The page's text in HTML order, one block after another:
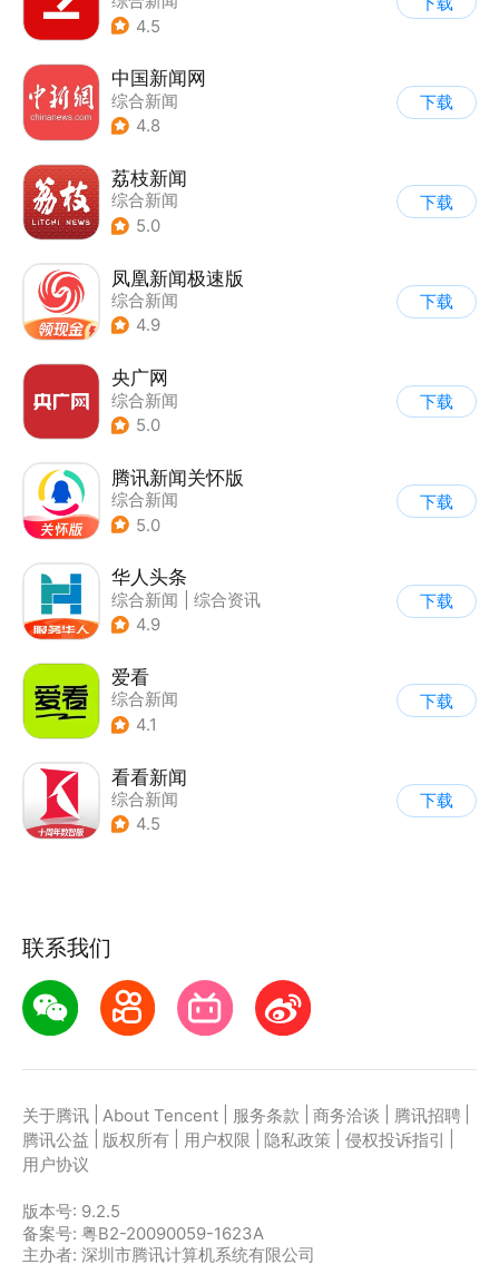
4.5
中国新闻网
综合新闻
4.8
下载
荔枝新闻
综合新闻
5.0
下载
凤凰新闻极速版
综合新闻
4.9
下载
央广网
综合新闻
5.0
下载
腾讯新闻关怀版
综合新闻
5.0
下载
华人头条
综合新闻
综合资讯
4.9
下载
爱看
综合新闻
4.1
下载
看看新闻
综合新闻
4.5
下载
联系我们
关于腾讯 About Tencent 服务条款 商务洽谈 腾讯招聘
腾讯公益
版权所有 用户权限 隐私政策 侵权投诉指引
用户协议
版本号: 9.2.5
备案号: 粤B2-20090059-1623A
主办者: 深圳市腾讯计算机系统有限公司